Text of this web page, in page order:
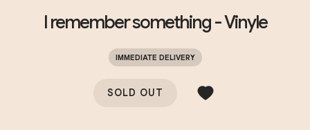
I remember something - Vinyle
IMMEDIATE DELIVERY
SOLD OUT